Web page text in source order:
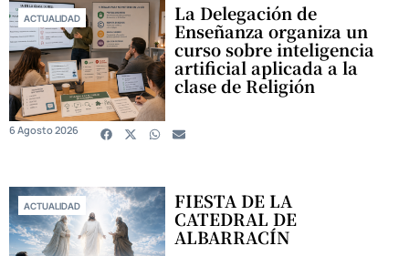
ACTUALIDAD La Delegación de
Enseñanza organiza un
curso sobre inteligencia
artificial aplicada a la
clase de Religión
6 Agosto 2026
ACTUALIDAD FIESTA DE LA
CATEDRAL DE
ALBARRACÍN